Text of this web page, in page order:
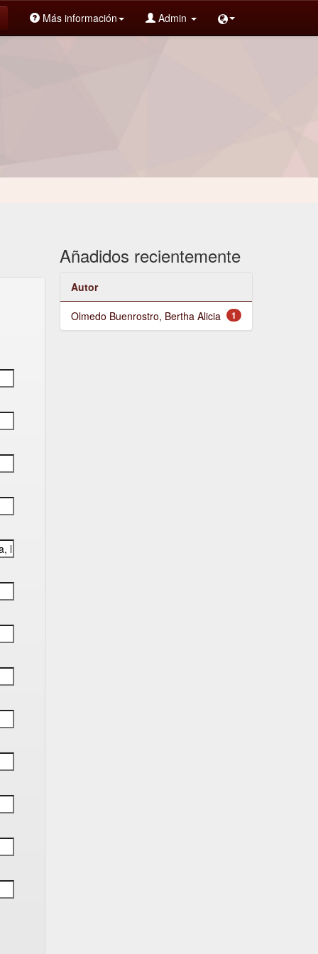
Más información Admin
Añadidos recientemente
Autor
1
Olmedo Buenrostro, Bertha Alicia